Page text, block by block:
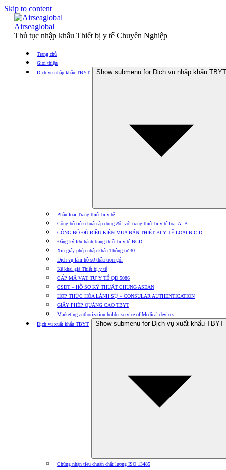
Skip to content
Airseaglobal
Thủ tục nhập khẩu Thiết bị y tế Chuyên Nghiệp
Trang chủ
Giới thiệu
Dịch vụ nhập khẩu TBYT
Show submenu for Dịch vụ nhập khẩu TBYT
Phân loại Trang thiết bị y tế
Công bố tiêu chuẩn áp dụng đối với trang thiết bị y tế loại A, B
CÔNG BỐ ĐỦ ĐIỀU KIỆN MUA BÁN THIẾT BỊ Y TẾ LOẠI B,C,D
Đăng ký lưu hành trang thiết bị y tế BCD
Xin giấy phép nhập khẩu Thông tư 30
Dịch vụ làm hồ sơ thầu trọn gói
Kê khai giá Thiết bị y tế
CẤP MÃ VẬT TƯ Y TẾ QĐ 5086
CSDT – HỒ SƠ KỸ THUẬT CHUNG ASEAN
HỢP THỨC HÓA LÃNH SỰ – CONSULAR AUTHENTICATION
GIẤY PHÉP QUẢNG CÁO TBYT
Marketing authorization holder service of Medical devices
Dịch vụ xuất khẩu TBYT
Show submenu for Dịch vụ xuất khẩu TBYT
Chứng nhận tiêu chuẩn chất lượng ISO 13485